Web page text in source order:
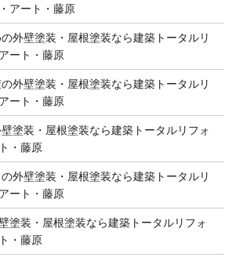
アート・藤原
外壁塗装・屋根塗装なら建築トータルリ
ート・藤原
外壁塗装・屋根塗装なら建築トータルリ
ート・藤原
塗装・屋根塗装なら建築トータルリフォ
・藤原
外壁塗装・屋根塗装なら建築トータルリ
ート・藤原
塗装・屋根塗装なら建築トータルリフォ
・藤原